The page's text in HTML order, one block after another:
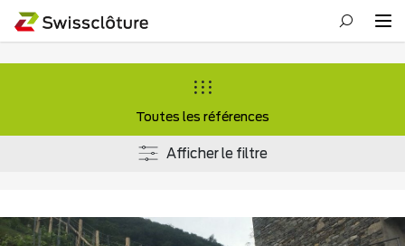
Toutes les références
Afficher le filtre